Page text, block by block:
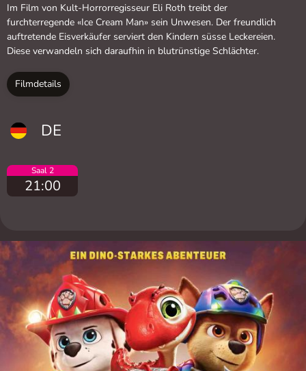
Im Film von Kult-Horrorregisseur Eli Roth treibt der
furchterregende «Ice Cream Man» sein Unwesen. Der freundlich
auftretende Eisverkäufer serviert den Kindern süsse Leckereien.
Diese verwandeln sich daraufhin in blutrünstige Schlächter.
Filmdetails
DE
Saal 2
21:00